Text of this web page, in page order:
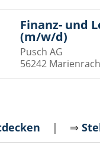
Finanz- und
(m/w/d)
Pusch AG
56242
| ⇒